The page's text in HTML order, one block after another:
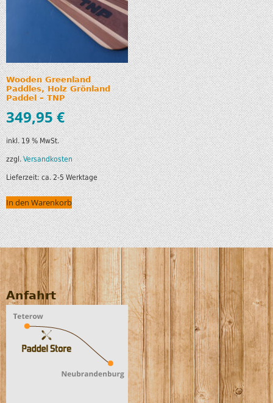
Wooden Greenland
Paddles, Holz Grönland
Paddel – TNP
349,95€
inkl. 19 % MwSt.
zzgl.Versandkosten
Lieferzeit:ca. 2-5 Werktage
In den Warenkorb
Anfahrt